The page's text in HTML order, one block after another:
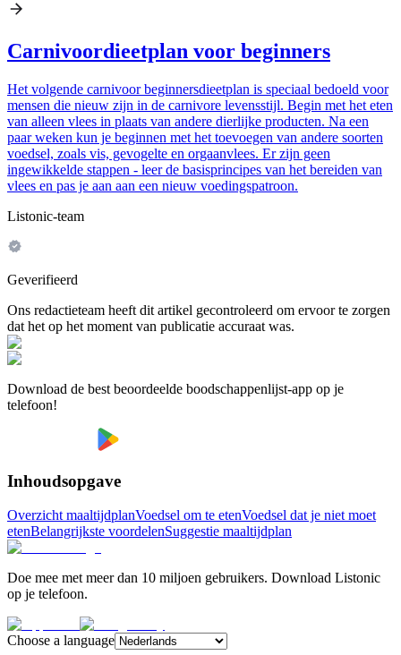
Carnivoordieetplan voor beginners
Het volgende carnivoor beginnersdieetplan is speciaal bedoeld voor
mensen die nieuw zijn in de carnivore levensstijl. Begin met het eten
van alleen vlees in plaats van andere dierlijke producten. Na een
paar weken kun je beginnen met het toevoegen van andere soorten
voedsel, zoals vis, gevogelte en orgaanvlees. Er zijn geen
ingewikkelde stappen - leer de basisprincipes van het bereiden van
vlees en pas je aan aan een nieuw voedingspatroon.
Listonic-team
Geverifieerd
Ons redactieteam heeft dit artikel gecontroleerd om ervoor te zorgen
dat het op het moment van publicatie accuraat was.
Download de best beoordeelde boodschappenlijst-app op je
telefoon!
Inhoudsopgave
Overzicht maaltijdplanVoedsel om te etenVoedsel dat je niet moet
etenBelangrijkste voordelenSuggestie maaltijdplan
Doe mee met meer dan 10 miljoen gebruikers. Download Listonic
op je telefoon.
Choose a language